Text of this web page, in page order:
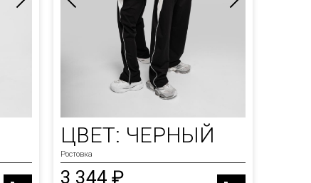
ЦВЕТ: ЧЕРНЫЙ
Ростовка
3 344 ₽